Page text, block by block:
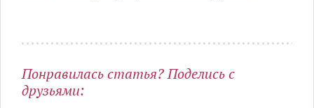
Понравилась статья? Поделись с
друзьями: